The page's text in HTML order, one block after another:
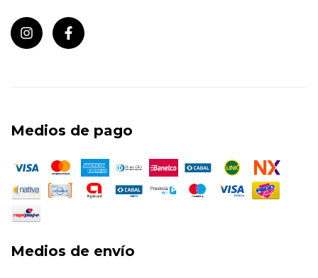
Medios de pago
Medios de envío